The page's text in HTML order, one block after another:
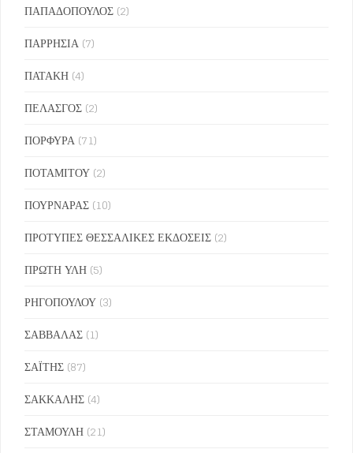
ΠΑΠΑΔΟΠΟΥΛΟΣ (2)
ΠΑΡΡΗΣΙΑ (7)
ΠΑΤΑΚΗ (4)
ΠΕΛΑΣΓΟΣ (2)
ΠΟΡΦΥΡΑ (71)
ΠΟΤΑΜΙΤΟΥ (2)
ΠΟΥΡΝΑΡΑΣ (10)
ΠΡΟΤΥΠΕΣ ΘΕΣΣΑΛΙΚΕΣ ΕΚΔΟΣΕΙΣ (2)
ΠΡΩΤΗ ΥΛΗ (5)
ΡΗΓΟΠΟΥΛΟΥ (3)
ΣΑΒΒΑΛΑΣ (1)
ΣΑΪΤΗΣ (87)
ΣΑΚΚΑΛΗΣ (4)
ΣΤΑΜΟΥΛΗ (21)